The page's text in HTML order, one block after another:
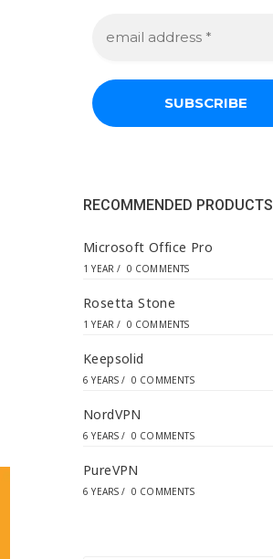
a
d
s
RECOMMENDED PRODUCTS
Microsoft Office Pro
1 YEAR / 0 COMMENTS
Rosetta Stone
1 YEAR / 0 COMMENTS
Keepsolid
6 YEARS / 0 COMMENTS
NordVPN
6 YEARS / 0 COMMENTS
PureVPN
6 YEARS / 0 COMMENTS